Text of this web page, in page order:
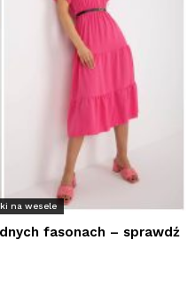
na wesele
fasonach – sprawdź